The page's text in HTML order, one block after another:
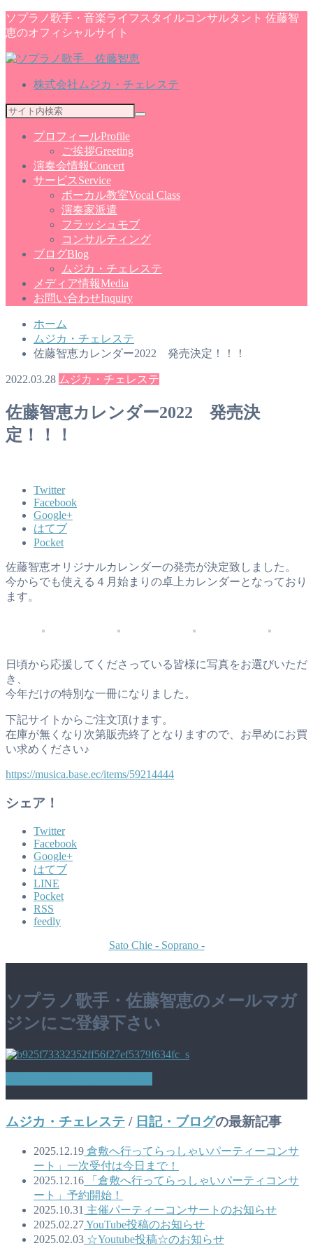
ソプラノ歌手・音楽ライフスタイルコンサルタント 佐藤智
恵のオフィシャルサイト
株式会社ムジカ・チェレステ
プロフィールProfile
ご挨拶Greeting
演奏会情報Concert
サービス Service
ボーカル教室Vocal Class
演奏家派遣
フラッシュモブ
コンサルティング
ブログBlog
ムジカ・チェレステ
メディア情報Media
お問い合わせInquiry
ホーム
ムジカ・チェレステ
佐藤智恵カレンダー2022 発売決定！！！
2022.03.28 ムジカ・チェレステ
佐藤智恵カレンダー2022 発売決
定！！！
Twitter
Facebook
Google+
はてブ
Pocket
佐藤智恵オリジナルカレンダーの発売が決定致しました。
今からでも使える４月始まりの卓上カレンダーとなっており
ます。
日頃から応援してくださっている皆様に写真をお選びいただ
き、
今年だけの特別な一冊になりました。
下記サイトからご注文頂けます。
在庫が無くなり次第販売終了となりますので、お早めにお買
い求めください♪
https://musica.base.ec/items/59214444
シェア！
Twitter
Facebook
Google+
はてブ
LINE
Pocket
RSS
feedly
Sato Chie - Soprano -
ソプラノ歌手・佐藤智恵のメールマガ
ジンにご登録下さい
ムジカ・チェレステ / 日記・ブログの最新記事
2025.12.19 倉敷へ行ってらっしゃいパーティーコンサ
ート」一次受付は今日まで！
2025.12.16 「倉敷へ行ってらっしゃいパーティコンサ
ート」予約開始！
2025.10.31 主催パーティーコンサートのお知らせ
2025.02.27YouTube投稿のお知らせ
2025.02.03 ☆Youtube投稿☆のお知らせ